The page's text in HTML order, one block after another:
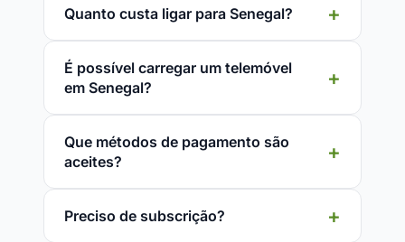
Quanto custa ligar para Senegal?
É possível carregar um telemóvel
em Senegal?
Que métodos de pagamento são
aceites?
Preciso de subscrição?